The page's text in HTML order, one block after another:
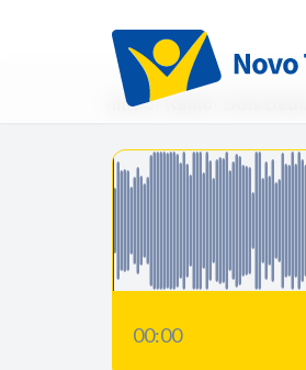
Início Rádio
00:00